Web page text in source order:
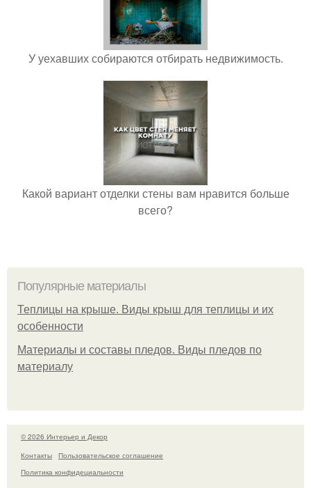
У уехавших собираются отбирать недвижимость.
Какой вариант отделки стены вам нравится больше
всего?
Популярные материалы
Теплицы на крыше. Виды крыш для теплицы и их
особенности
Материалы и составы пледов. Виды пледов по
материалу
© 2026 Интерьер и Декор
Контакты
Пользовательское соглашение
Политика конфидециальности